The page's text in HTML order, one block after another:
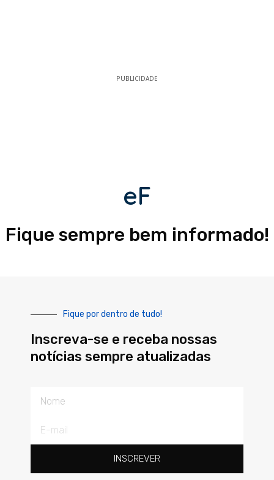
PUBLICIDADE
eF
Fique sempre bem informado!
Fique por dentro de tudo!
Inscreva-se e receba nossas
notícias sempre atualizadas
mail
INSCREVER